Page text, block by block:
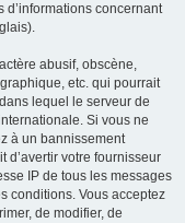
d’informations concernant
abusif, obscène,
etc. qui pourrait
lequel le serveur de
Si vous ne
à un bannissement
d’avertir votre fournisseur
IP de tous les messages
conditions. Vous acceptez
de modifier, de